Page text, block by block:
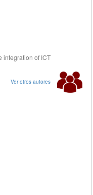
integration of ICT
Ver otros autores